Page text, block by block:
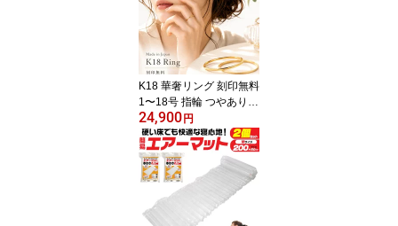
フ機能 時短 簡単 モバイ
ルバッテリーで充電可能
ポーチ付き うねり 最短1
分で使用可能 カールアイ
ロン HI002 プラタ 梅雨
前髪
K18 華奢リング 刻印無料
1〜18号 指輪 つやありつ
や消し 18金 細身リング
重ねづけにも アルファベ
ット他 ハート 数字 プレ
ゼント k18ゴールド 記念
日 誕生日 ピンキーリン
グ 名入れ ギフト ボック
ス付 オリジナル k18リン
24,900円